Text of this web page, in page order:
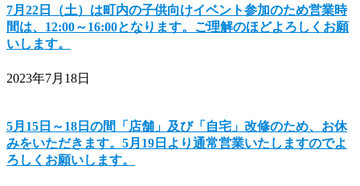
7月22日（土）は町内の子供向けイベント参加のため営業時
間は、12:00～16:00となります。ご理解のほどよろしくお願
いします。
2023年7月18日
5月15日～18日の間「店舗」及び「自宅」改修のため、お休
みをいただきます。5月19日より通常営業いたしますのでよ
ろしくお願いします。